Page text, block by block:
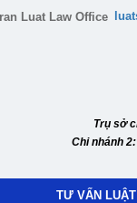
Trụ sở
Chi nhánh 2:
TƯ VẤN LUẬT